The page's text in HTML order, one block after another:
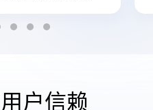
用户信赖